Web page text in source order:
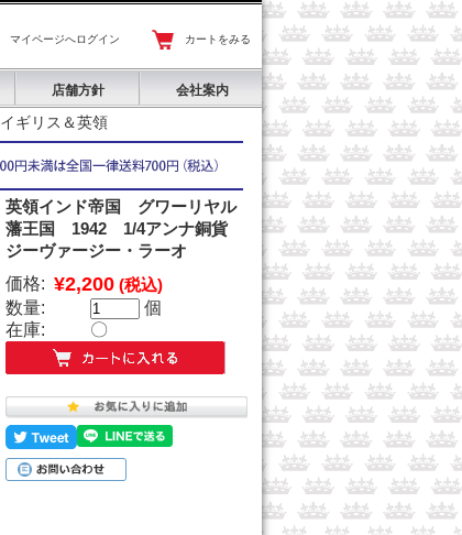
マイページへログイン カートをみる
店舗方針 会社案内
イギリス＆英領
英領インド帝国 グワーリヤル
藩王国 1942 1/4アンナ銅貨
ジーヴァージー・ラーオ
価格: ¥2,200 (税込)
数量:
個
在庫:
〇